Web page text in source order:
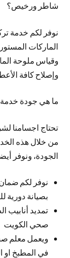
شاطر ورخيص؟
نوفر لكم خدمة
الماركات
وقياس ملوحة
وإصلاح كافة
ما هي جودة خدمة
تحتاج اجسامنا
من خلال هذه
الجودة، ونوفر
نوفر لكم
بصيانة
تمديد
صحي الكويت
ويعمل معلم
في المطبخ او